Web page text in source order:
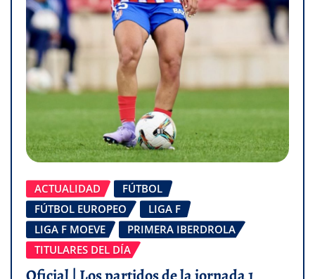
ACTUALIDAD
FÚTBOL
FÚTBOL EUROPEO
LIGA F
LIGA F MOEVE
PRIMERA IBERDROLA
TITULARES DEL DÍA